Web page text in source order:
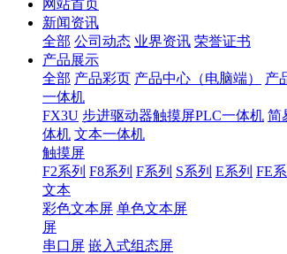
网站首页
新闻资讯
全部 公司动态 业界资讯 荣誉证书
产品展示
全部 产品彩页 产品中心（电脑端） 产
一体机
FX3U 步进驱动器触摸屏PLC一体机 简
体机 文本一体机
触摸屏
F2系列 F8系列 F系列 S系列 E系列 FE
文本
彩色文本屏 单色文本屏
屏
串口屏 嵌入式组态屏